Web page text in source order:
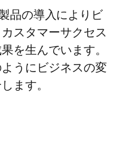
品の導入によりビ
スタマーサクセス
を生んでいます。
うにビジネスの変
ます。